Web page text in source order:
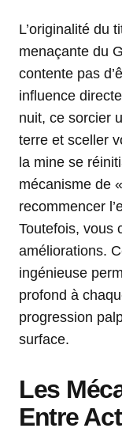
L’originalité du
menaçante du
contente pas
influence
nuit, ce sorcier
terre et sceller
la mine se
mécanisme de
recommencer
Toutefois, vous
améliorations.
ingénieuse
profond à
progression
surface.
Les
Entre